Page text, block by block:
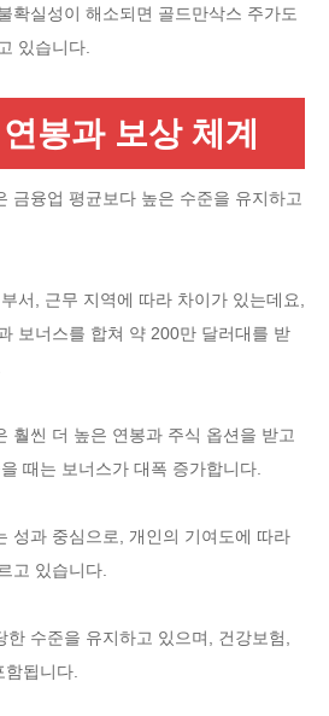
확실성이 해소되면 골드만삭스 주가도
있습니다.
봉과 보상 체계
금융업 평균보다 높은 수준을 유지하고
서, 근무 지역에 따라 차이가 있는데요,
보너스를 합쳐 약 200만 달러대를 받
훨씬 더 높은 연봉과 주식 옵션을 받고
때는 보너스가 대폭 증가합니다.
성과 중심으로, 개인의 기여도에 따라
고 있습니다.
한 수준을 유지하고 있으며, 건강보험,
함됩니다.